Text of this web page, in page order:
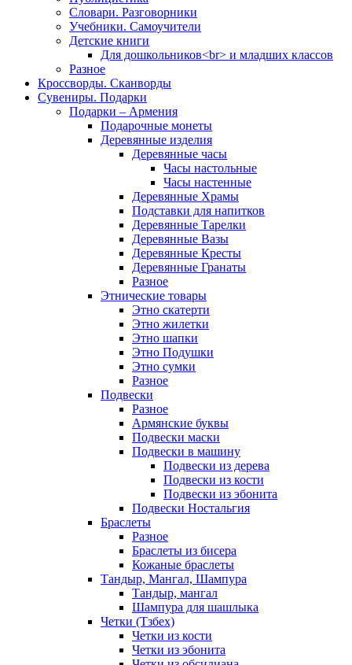
Словари. Разговорники
Учебники. Самоучители
Детские книги
Для дошкольников<br> и младших классов
Разное
Кроссворды. Сканворды
Сувениры. Подарки
Подарки – Армения
Подарочные монеты
Деревянные изделия
Деревянные часы
Часы настольные
Часы настенные
Деревянные Храмы
Подставки для напитков
Деревянные Тарелки
Деревянные Вазы
Деревянные Кресты
Деревянные Гранаты
Разное
Этнические товары
Этно скатерти
Этно жилетки
Этно шапки
Этно Подушки
Этно сумки
Разное
Подвески
Разное
Армянские буквы
Подвески маски
Подвески в машину
Подвески из дерева
Подвески из кости
Подвески из эбонита
Подвески Ностальгия
Браслеты
Разное
Браслеты из бисера
Кожаные браслеты
Тандыр, Мангал, Шампура
Тандыр, мангал
Шампура для шашлыка
Четки (Тзбех)
Четки из кости
Четки из эбонита